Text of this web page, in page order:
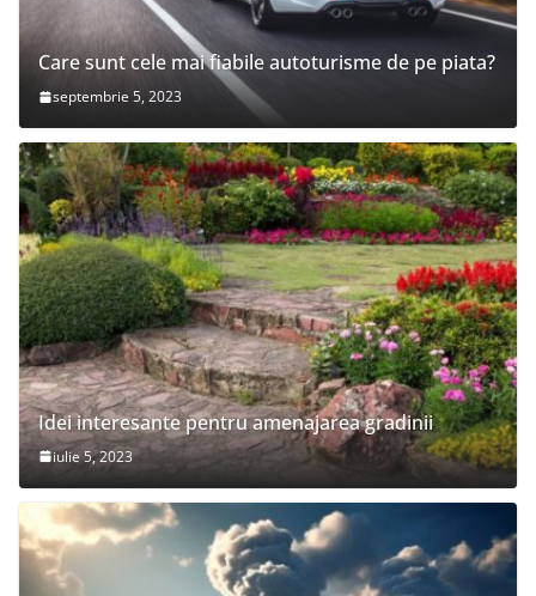
Care sunt cele mai fiabile autoturisme de pe piata?
septembrie 5, 2023
Idei interesante pentru amenajarea gradinii
iulie 5, 2023